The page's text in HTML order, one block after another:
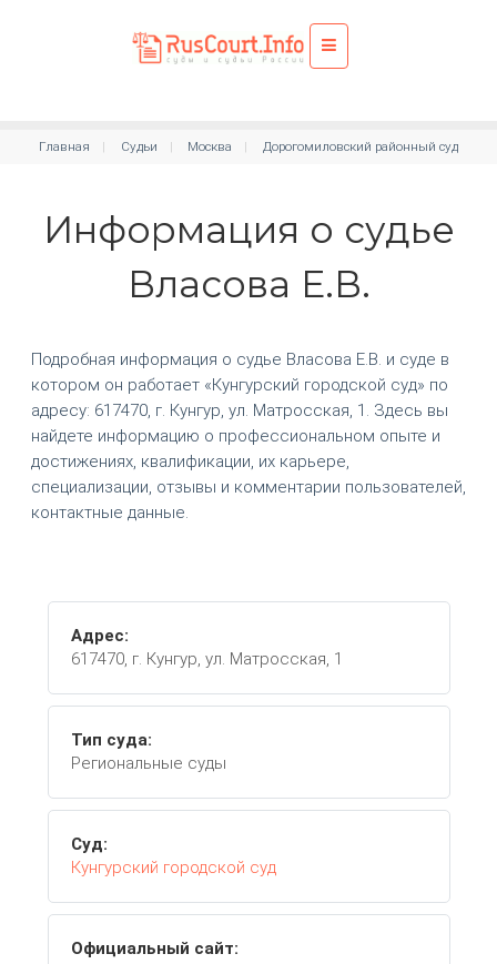
Главная Судьи Москва Дорогомиловский районный суд
Информация о судье
Власова Е.В.
Подробная информация о судье Власова Е.В. и суде в
котором он работает «Кунгурский городской суд» по
адресу: 617470, г. Кунгур, ул. Матросская, 1. Здесь вы
найдете информацию о профессиональном опыте и
достижениях, квалификации, их карьере,
специализации, отзывы и комментарии пользователей,
контактные данные.
Адрес:
617470, г. Кунгур, ул. Матросская, 1
Тип суда:
Региональные суды
Суд:
Кунгурский городской суд
Официальный сайт: